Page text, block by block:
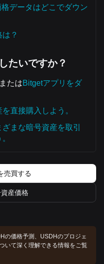
データはどこでダウン
？
たいですか？
またはBitgetアプリをダ
直接購入しよう。
まな暗号資産を取引
売買する
産価格
の価格予測、USDHのプロジェ
いて深く理解できる情報をご覧